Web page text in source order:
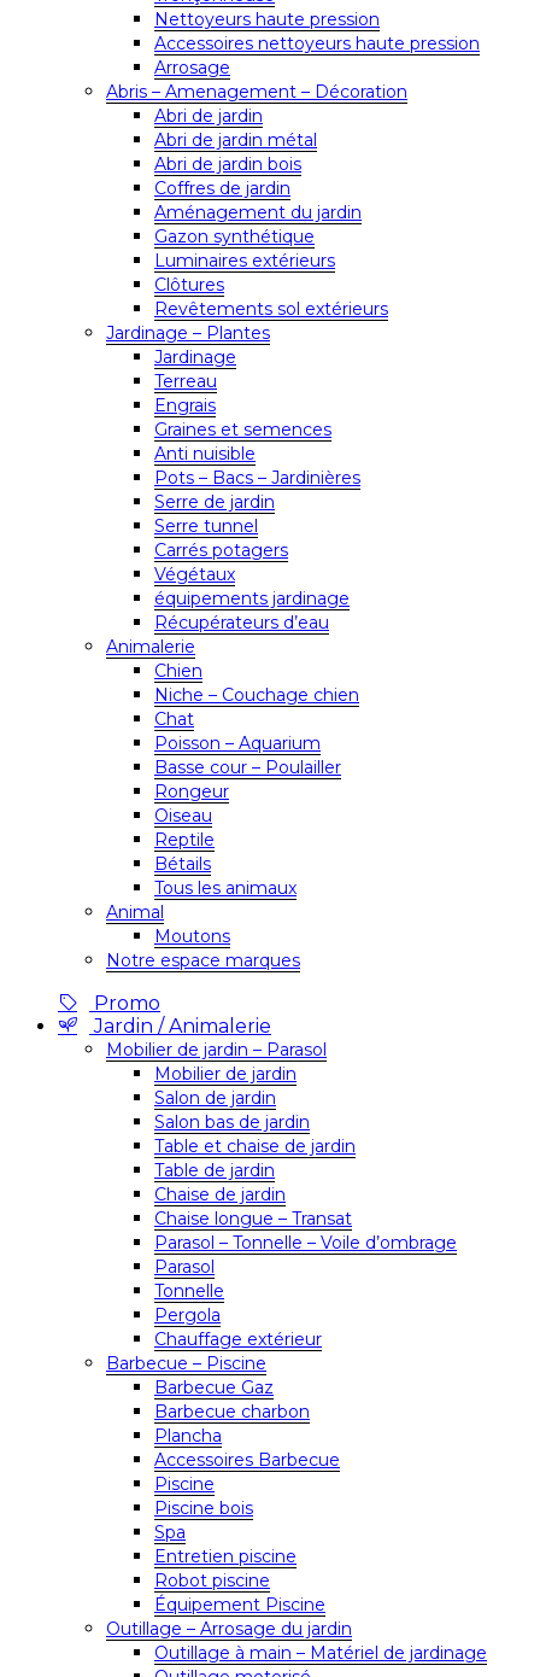
Nettoyeurs haute pression
Accessoires nettoyeurs haute pression
Arrosage
Abris – Amenagement – Décoration
Abri de jardin
Abri de jardin métal
Abri de jardin bois
Coffres de jardin
Aménagement du jardin
Gazon synthétique
Luminaires extérieurs
Clôtures
Revêtements sol extérieurs
Jardinage – Plantes
Jardinage
Terreau
Engrais
Graines et semences
Anti nuisible
Pots – Bacs – Jardinières
Serre de jardin
Serre tunnel
Carrés potagers
Végétaux
équipements jardinage
Récupérateurs d’eau
Animalerie
Chien
Niche – Couchage chien
Chat
Poisson – Aquarium
Basse cour – Poulailler
Rongeur
Oiseau
Reptile
Bétails
Tous les animaux
Animal
Moutons
Notre espace marques
Promo
Jardin / Animalerie
Mobilier de jardin – Parasol
Mobilier de jardin
Salon de jardin
Salon bas de jardin
Table et chaise de jardin
Table de jardin
Chaise de jardin
Chaise longue – Transat
Parasol – Tonnelle – Voile d’ombrage
Parasol
Tonnelle
Pergola
Chauffage extérieur
Barbecue – Piscine
Barbecue Gaz
Barbecue charbon
Plancha
Accessoires Barbecue
Piscine
Piscine bois
Spa
Entretien piscine
Robot piscine
Équipement Piscine
Outillage – Arrosage du jardin
Outillage à main – Matériel de jardinage